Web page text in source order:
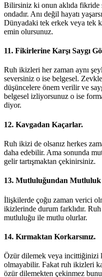
Bilirsiniz ki onun aklıda fikride
ondadır. Anı değil hayatı
Dünyadaki tek erkek veya tek
emin olursunuz.
11. Fikirlerine Karşı Saygı
Ruh ikizleri her zaman aynı
seversiniz o ise belgesel.
düşüncelere önem verilir ve
belgesel izliyorsunuz o ise
diyor.
12. Kavgadan Kaçarlar.
Ruh ikizi de olsanız herkes
daha edebilir. Ama sonunda
gelir tartışmaktan çekinirsiniz.
13. Mutluluğundan Mutluluk
İlişkilerde çoğu zaman verici
ikizlerinde durum farklıdır.
mutluluğu ile mutlu olurlar.
14. Kırmaktan Korkarsınız.
Özür dilemek veya incittiğinizi
olmayabilir. Fakat ruh ikizleri
özür dilemekten çekinmez